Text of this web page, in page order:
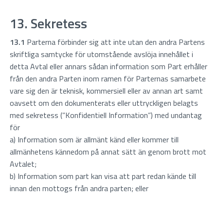
13. Sekretess
13.1 Parterna förbinder sig att inte utan den andra Partens
skriftliga samtycke för utomstående avslöja innehållet i
detta Avtal eller annars sådan information som Part erhåller
från den andra Parten inom ramen för Parternas samarbete
vare sig den är teknisk, kommersiell eller av annan art samt
oavsett om den dokumenterats eller uttryckligen belagts
med sekretess (”Konfidentiell Information”) med undantag
för
a) Information som är allmänt känd eller kommer till
allmänhetens kännedom på annat sätt än genom brott mot
Avtalet;
b) Information som part kan visa att part redan kände till
innan den mottogs från andra parten; eller